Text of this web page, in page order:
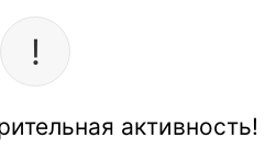
активность!